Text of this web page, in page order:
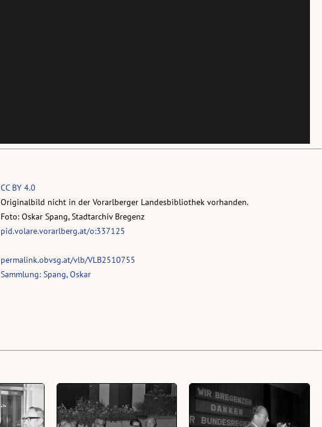
CC BY 4.0
Originalbild nicht in der Vorarlberger Landesbibliothek vorhanden.
Foto: Oskar Spang, Stadtarchiv Bregenz
pid.volare.vorarlberg.at/o:337125
permalink.obvsg.at/vlb/VLB2510755
Sammlung: Spang, Oskar